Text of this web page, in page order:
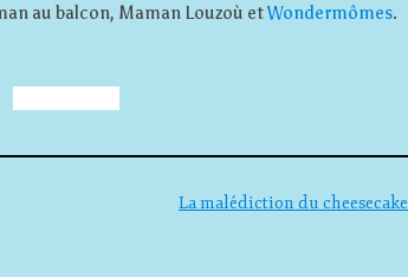
au balcon, Maman Louzoù etWondermômes.
La malédiction du cheesecake